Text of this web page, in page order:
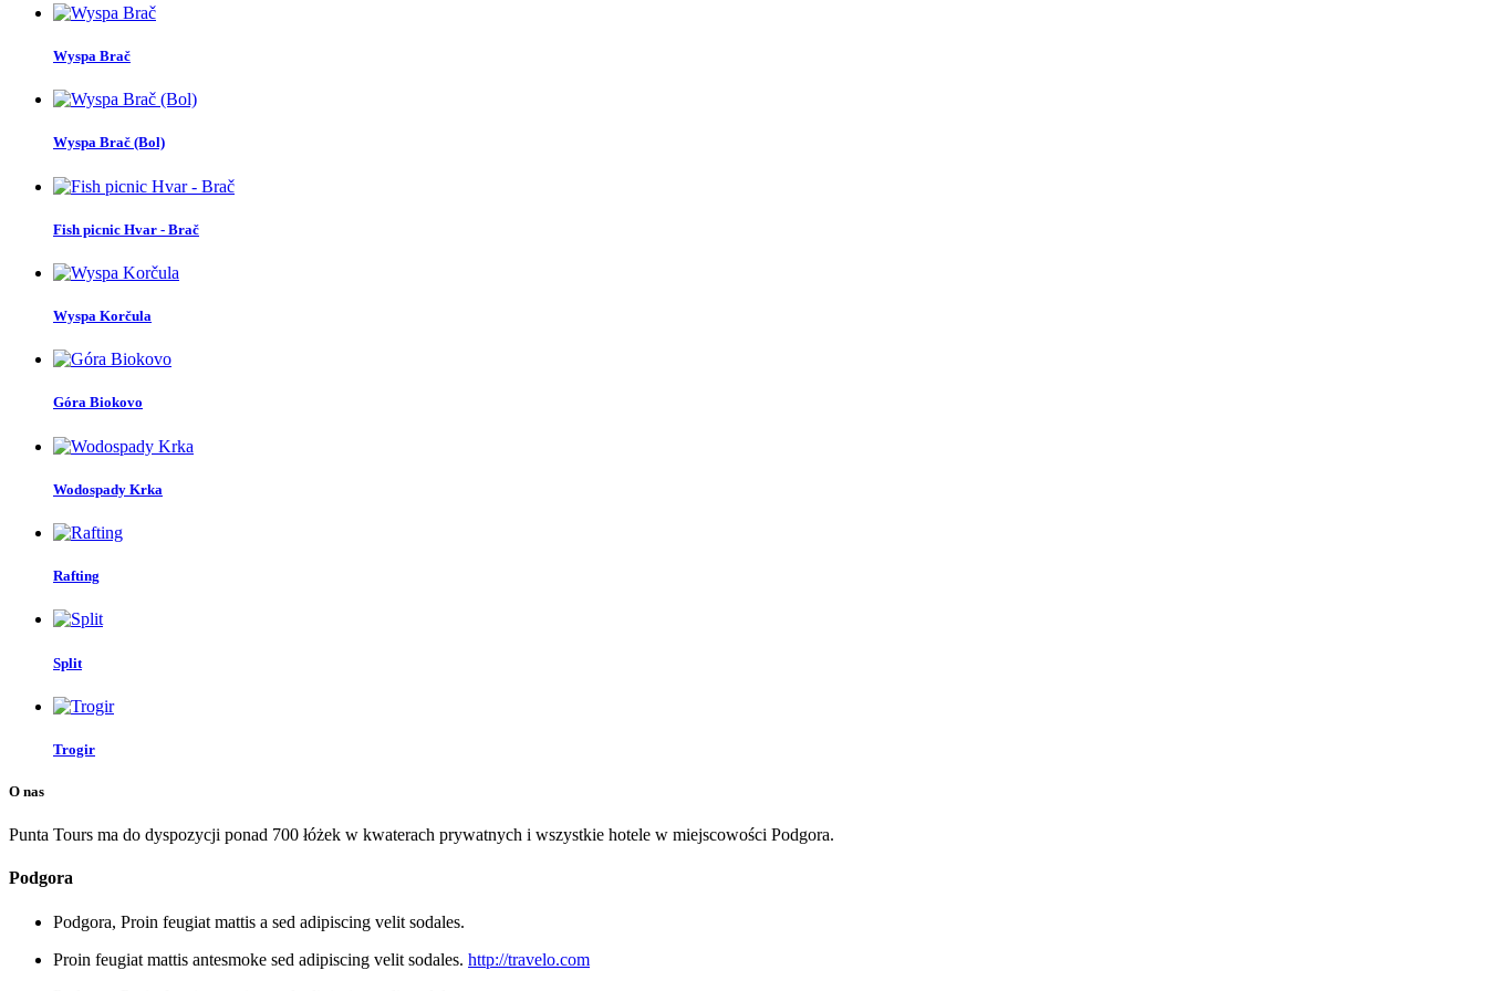
Wyspa Brač
Wyspa Brač (Bol)
Fish picnic Hvar - Brač
Wyspa Korčula
Góra Biokovo
Wodospady Krka
Rafting
Split
Trogir
O nas
Punta Tours ma do dyspozycji ponad 700 łóżek w kwaterach prywatnych i wszystkie hotele w miejscowości Podgora.
Podgora
Podgora, Proin feugiat mattis a sed adipiscing velit sodales.
Proin feugiat mattis antesmoke sed adipiscing velit sodales. http://travelo.com